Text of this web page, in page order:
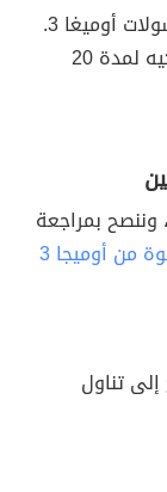
أوميغا 3.
قومي بتوزيع الزيت على وجهك واتركيه لمدة 20
أوميغا 3 للتسمين، وننصح بمراجعة
من أوميجا 3
تناول